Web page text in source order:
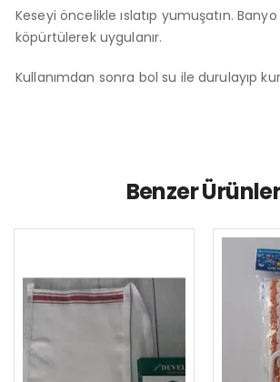
Keseyi öncelikle ıslatıp yumuşatın.
köpürtülerek uygulanır.
Kullanımdan sonra bol su ile durulayıp
Benzer